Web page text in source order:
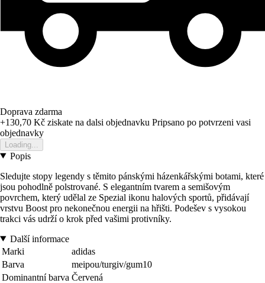
Doprava zdarma
+130,70 Kč ziskate na dalsi objednavku Pripsano po potvrzeni vasi
objednavky
Loading...
Popis
Sledujte stopy legendy s těmito pánskými házenkářskými botami, které
jsou pohodlně polstrované. S elegantním tvarem a semišovým
povrchem, který udělal ze Spezial ikonu halových sportů, přidávají
vrstvu Boost pro nekonečnou energii na hřišti. Podešev s vysokou
trakci vás udrží o krok před vašimi protivníky.
Další informace
Marki
adidas
Barva
meipou/turgiv/gum10
Dominantní barva Červená